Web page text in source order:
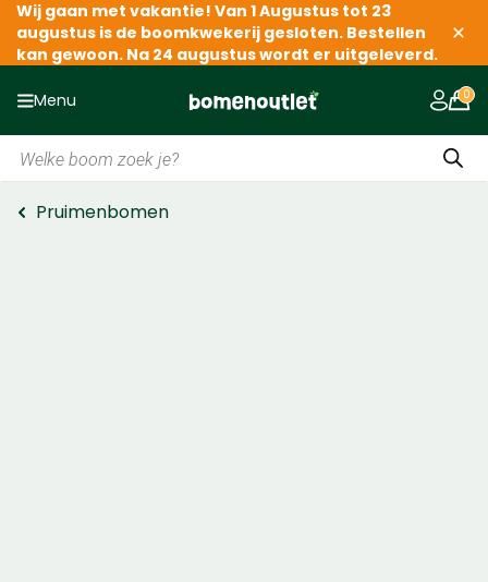
Wij gaan met vakantie! Van 1 Augustus tot 23
augustus is de boomkwekerij gesloten. Bestellen
kan gewoon. Na 24 augustus wordt er uitgeleverd.
Menu
Producten
zoeken
Pruimenbomen